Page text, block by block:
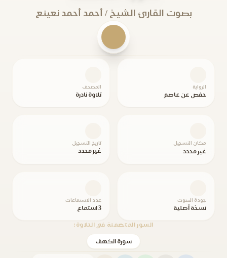
بصوت القارئ الشيخ / أحمد أحمد نعينع
الرواية
حفص عن عاصم
المصحف
تلاوة نادرة
مكان التسجيل
غير محدد
تاريخ التسجيل
غير محدد
جودة الصوت
نسخة أصلية
عدد الاستماعات
3 استماع
السور المتضمنة في التلاوة:
سورة الكهف